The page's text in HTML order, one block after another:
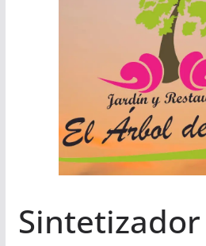
Sintetizador